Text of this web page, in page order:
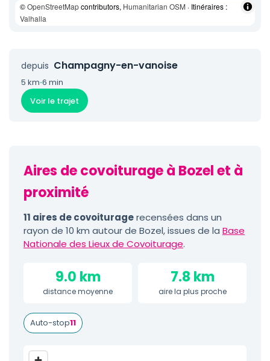
©OpenStreetMapcontributors, Humanitarian OSM · Itinéraires :
Valhalla
depuis Champagny-en-vanoise
5 km·6 min
Voir le trajet
Aires de covoiturage à Bozel et à
proximité
11 aires de covoituragerecensées dans un
rayon de 10 km autour de Bozel, issues de la Base
Nationale des Lieux de Covoiturage.
9.0 km
distance moyenne
7.8 km
aire la plus proche
Auto-stop11